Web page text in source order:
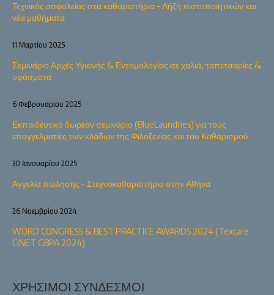
Τεχνικός ασφαλείας στα καθαριστήρια – Λήξη πιστοποιητικών και
νέα μαθήματα
Σεμινάριο Αρχές Υγιεινής & Εντομολογίας σε χαλιά, ταπετσαρίες &
υφάσματα
11 Μαρτίου 2025
Εκπαιδευτικό δωρεάν σεμινάριο (BlueLaundries) για τους
επαγγελματίες των κλάδων της Φιλοξενίας και του Καθαρισμού
6 Φεβρουαρίου 2025
Αγγελία πώλησης – Στεγνοκαθαριστήριο στην Αθήνα
30 Ιανουαρίου 2025
WORD CONGRESS & BEST PRACTICE AWARDS 2024 (Texcare
CINET GBPA 2024)
26 Νοεμβρίου 2024
ΧΡΉΣΙΜΟΙ ΣΎΝΔΕΣΜΟΙ